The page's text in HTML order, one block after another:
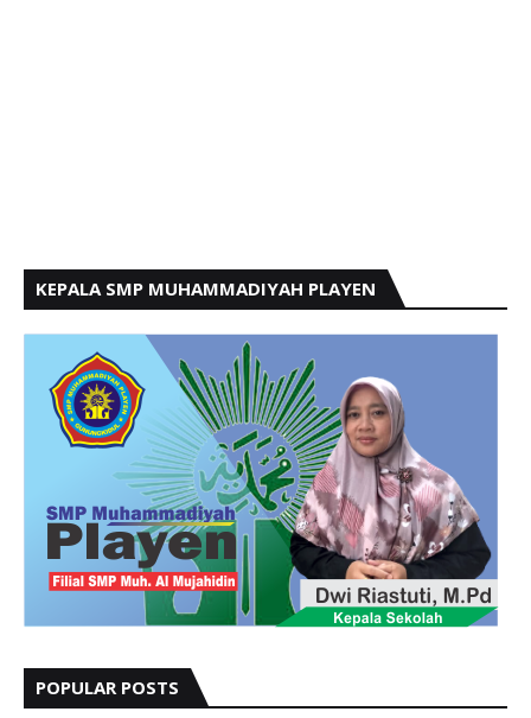
KEPALA SMP MUHAMMADIYAH PLAYEN
POPULAR POSTS